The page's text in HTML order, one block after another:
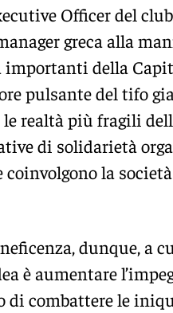
Officer del
greca alla
importanti della
pulsante del tifo
realtà più fragili
di solidarietà
la
dunque, a
è aumentare
di combattere le